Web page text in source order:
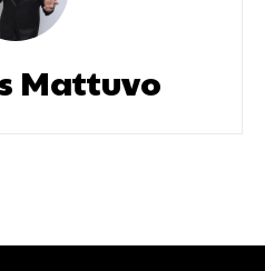
Mattuvo